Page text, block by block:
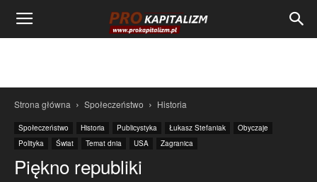
Strona główna Społeczeństwo Historia
Społeczeństwo Historia Publicystyka Łukasz Stefaniak
Obyczaje
Polityka
Świat Temat dnia USA Zagranica
Piękno republiki